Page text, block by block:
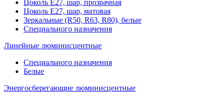
Цоколь Е27, шар, прозрачная
Цоколь Е27, шар, матовая
Зеркальные (R50, R63, R80), белые
Специального назначения
Линейные люминисцентные
Специального назначения
Белые
Энергосберегающие люминисцентные